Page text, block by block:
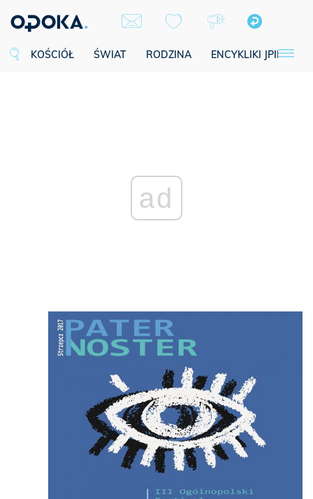
KOŚCIÓŁ ŚWIAT RODZINA ENCYKLIKI JPII
ad